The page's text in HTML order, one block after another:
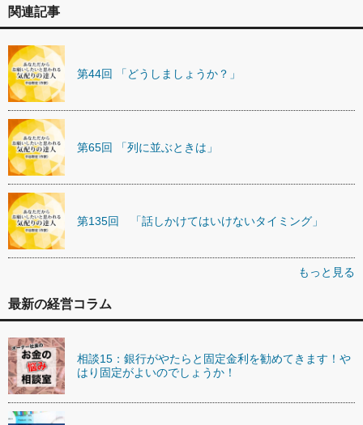
関連記事
第44回 「どうしましょうか？」
第65回 「列に並ぶときは」
第135回 「話しかけてはいけないタイミング」
もっと見る
最新の経営コラム
相談15：銀行がやたらと固定金利を勧めてきます！や
はり固定がよいのでしょうか！